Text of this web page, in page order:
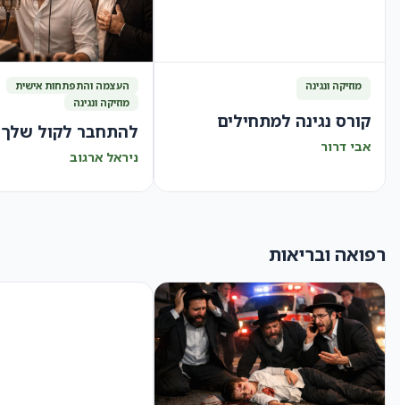
מוזיקה ונגינה
קורס נגינה למתחילים
אבי דרור
העצמה והתפתחות אישית
מוזיקה ונגינה
להתחבר לקול
ניראל ארגוב
רפואה ובריאות